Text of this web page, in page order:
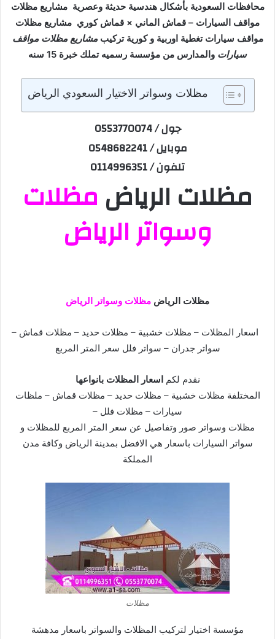
محافظات السعودية بأشكال هندسية حديثة وعصرية مشاريع مظلات
مواقف السيارات – قماش الماني × قماش كوري مشاريع مظلات
مواقف سيارات تغطية اوربية و كورية تركيبمشاريع مظلات مواقف
سيارات والمدارس من مؤسسة رسميه تملك خبرة 15 سنه
مظلات وسواتر الاختيار السعودي الرياض
جول / 0553770074
موبايل / 0548682241
تلفون / 0114996351
مظلات الرياض مظلات
وسواتر الرياض
مظلات الرياض مظلات وسواتر الرياض
اسعار المظلات – مظلات خشبیة – مظلات حديد – مظلات قماش –
سواتر جدران – سواتر فلل سعر المتر المربع
نقدم لكم اسعار المظلات بانواعھا
المختلفة مظلات خشبیة – مظلات حديد – مظلات قماش – ملظات
سيارات – مظلات فلل –
مظلات وسواتر صور وتفاصیل عن سعر المتر المربع للمظلات و
سواتر السیارات باسعار ھي الافضل بمدينة الرياض وكافة مدن
المملكة
مظلات
مؤسسة اختيار لتركیب المظلات والسواتر باسعار مدھشة